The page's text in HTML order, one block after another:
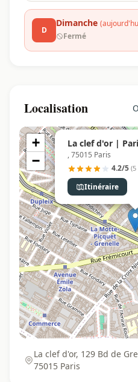
D
Dimanche
Fermé
Localisation
La clef d'or |
, 75015 Paris
4.2/5 (5
Itinéraire
+
−
La clef d'or, 129 Bd de
75015 Paris